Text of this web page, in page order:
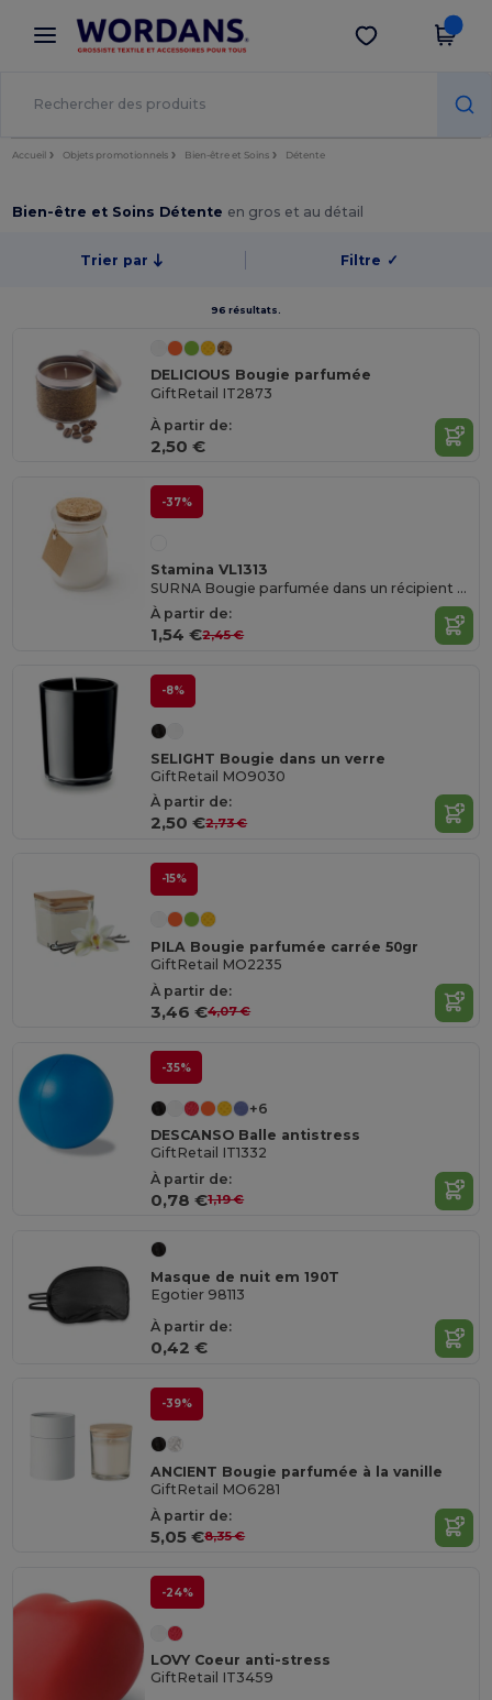
× Appli Wordans
Meilleurs prix sur l’app !
Obtenir l'appli
Accueil Objets promotionnels Bien-être et Soins Détente
Bien-être et Soins Détente en gros et au détail
Trier par Filtre ✓
96 résultats.
DELICIOUS Bougie parfumée
GiftRetail IT2873
À partir de:
2,50 €
-37%
Stamina VL1313
SURNA Bougie parfumée dans un récipient en verre avec couvercle en liège
À partir de:
1,54 €2,45 €
-8%
SELIGHT Bougie dans un verre
GiftRetail MO9030
À partir de:
2,50 €2,73 €
-15%
PILA Bougie parfumée carrée 50gr
GiftRetail MO2235
À partir de:
3,46 €4,07 €
-35%
+6
DESCANSO Balle antistress
GiftRetail IT1332
À partir de:
0,78 €1,19 €
Masque de nuit em 190T
Egotier 98113
À partir de:
0,42 €
-39%
ANCIENT Bougie parfumée à la vanille
GiftRetail MO6281
À partir de:
5,05 €8,35 €
-24%
LOVY Coeur anti-stress
GiftRetail IT3459